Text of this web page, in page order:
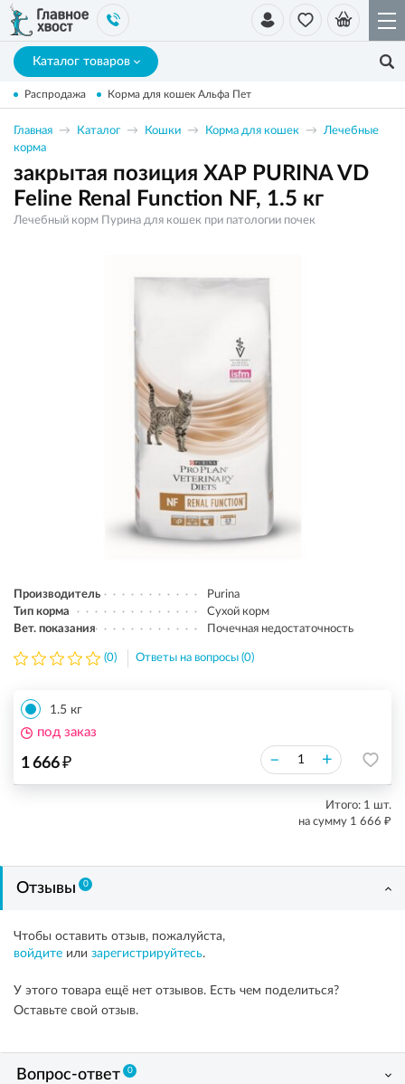
Каталог товаров
Распродажа Корма для кошек Альфа Пет
Главная Каталог Кошки Корма для кошек
Лечебные
корма
закрытая позиция ХАР PURINA VD
Feline Renal Function NF, 1.5 кг
Лечебный корм Пурина для кошек при патологии почек
Производитель
Purina
Тип корма
Сухой корм
Вет. показания
Почечная недостаточность
(0) Ответы на вопросы (0)
1.5 кг
1 666₽ – +
под заказ
Итого: 1 шт.
на сумму 1 666 ₽
Отзывы 0
Чтобы оставить отзыв, пожалуйста,
войдите или зарегистрируйтесь.
У этого товара ещё нет отзывов. Есть чем поделиться?
Оставьте свой отзыв.
Вопрос-ответ 0